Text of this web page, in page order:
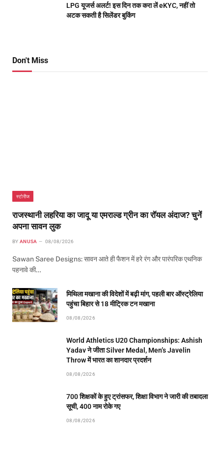
LPG यूजर्स अलर्ट! इस दिन तक करा लें eKYC, नहीं तो
अटक सकती है सिलेंडर बुकिंग
Don't Miss
स्टोरीज
राजस्थानी लहरिया का जादू या एमराल्ड ग्रीन का रॉयल अंदाज? चुनें
अपना सावन लुक
BY ANUSA 08/08/2026
Sawan Saree Designs: सावन आते ही फैशन में हरे रंग और पारंपरिक एथनिक
पहनावे की…
मिथिला मखाना की विदेशों में बढ़ी मांग, पहली बार ऑस्ट्रेलिया
पहुंचा बिहार से 18 मीट्रिक टन मखाना
08/08/2026
World Athletics U20 Championships: Ashish
Yadav ने जीता Silver Medal, Men’s Javelin
Throw में भारत का शानदार प्रदर्शन
08/08/2026
700 शिक्षकों के हुए ट्रांसफर, शिक्षा विभाग ने जारी की तबादला
सूची, 400 नाम रोके गए
08/08/2026